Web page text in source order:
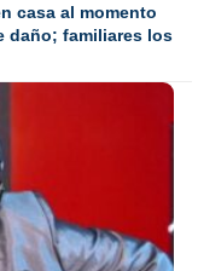
casa al momento
daño; familiares los